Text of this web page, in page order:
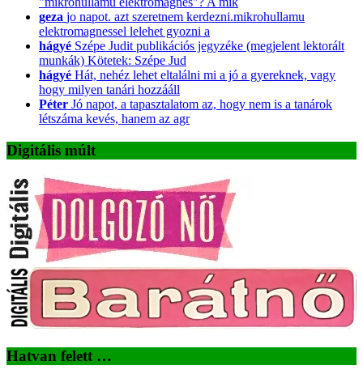
geza jo napot. azt szeretnem kerdezni.mikrohullamu
elektromagnessel lelehet gyozni a
hágyé Szépe Judit publikációs jegyzéke (megjelent lektorált
munkák) Kötetek: Szépe Jud
hágyé Hát, nehéz lehet eltalálni mi a jó a gyereknek, vagy
hogy milyen tanári hozzááll
Péter Jó napot, a tapasztalatom az, hogy nem is a tanárok
létszáma kevés, hanem az agr
Digitális múlt
Hatvan felett …